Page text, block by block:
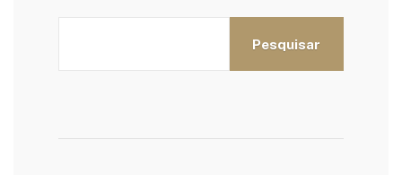
Pesquisar